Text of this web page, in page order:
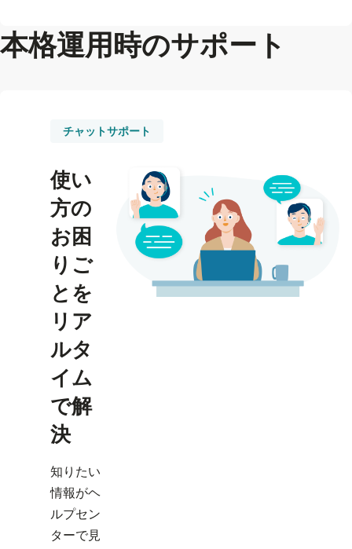
本格運用時のサポート
チャットサポート
使い
方の
お困
りご
とを
リア
ルタ
イム
で解
決
知りたい
情報がヘ
ルプセン
ターで見